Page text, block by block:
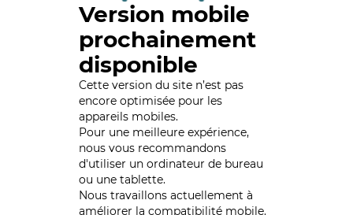
Version mobile
prochainement
disponible
Cette version du site n’est pas
encore optimisée pour les
appareils mobiles.
Pour une meilleure expérience,
nous vous recommandons
d'utiliser un ordinateur de bureau
ou une tablette.
Nous travaillons actuellement à
améliorer la compatibilité mobile.